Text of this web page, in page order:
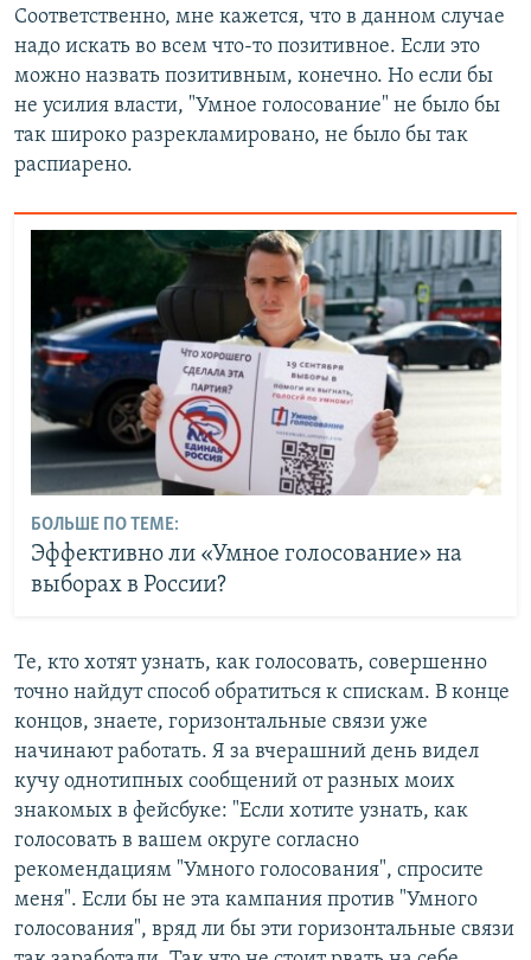
Соответственно, мне кажется, что в данном случае
надо искать во всем что-то позитивное. Если это
можно назвать позитивным, конечно. Но если бы
не усилия власти, "Умное голосование" не было бы
так широко разрекламировано, не было бы так
распиарено.
БОЛЬШЕ ПО ТЕМЕ:
Эффективно ли «Умное голосование» на
выборах в России?
Те, кто хотят узнать, как голосовать, совершенно
точно найдут способ обратиться к спискам. В конце
концов, знаете, горизонтальные связи уже
начинают работать. Я за вчерашний день видел
кучу однотипных сообщений от разных моих
знакомых в фейсбуке: "Если хотите узнать, как
голосовать в вашем округе согласно
рекомендациям "Умного голосования", спросите
меня". Если бы не эта кампания против "Умного
голосования", вряд ли бы эти горизонтальные связи